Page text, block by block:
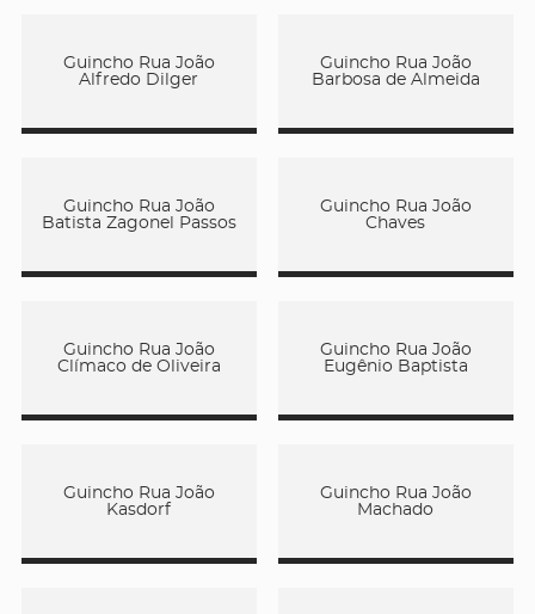
Guincho Rua João
Alfredo Dilger
Guincho Rua João
Barbosa de Almeida
Guincho Rua João
Batista Zagonel Passos
Guincho Rua João
Chaves
Guincho Rua João
Clímaco de Oliveira
Guincho Rua João
Eugênio Baptista
Guincho Rua João
Kasdorf
Guincho Rua João
Machado